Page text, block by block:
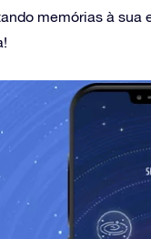
memórias à sua